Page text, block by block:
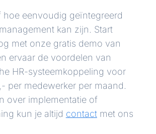
hoe eenvoudig geïntegreerd
kan zijn. Start
met onze gratis demo van
ervaar de voordelen van
HR-systeemkoppeling voor
per medewerker per maand.
over implementatie of
kun je altijd contactmet ons